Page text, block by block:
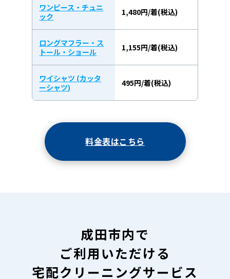
ワンピース・チュニ
ック
1,480円/着(税込)
ロングマフラー・ス
トール・ショール
1,155円/着(税込)
ワイシャツ (カッタ
ーシャツ)
495円/着(税込)
料金表はこちら
成田市内で
ご利用いただける
宅配クリーニングサービス